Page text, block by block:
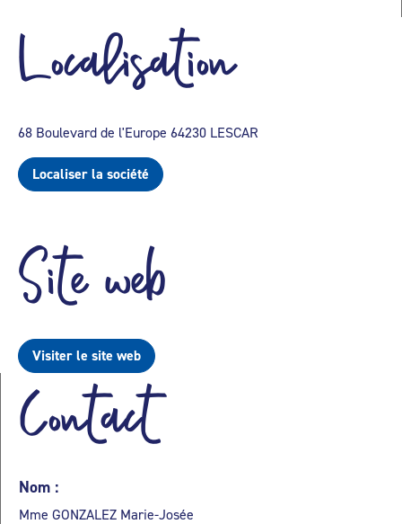
Localisation
68 Boulevard de l'Europe 64230 LESCAR
Localiser la société
Site web
Visiter le site web
Contact
Nom :
Mme GONZALEZ Marie-Josée